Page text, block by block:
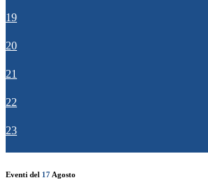
19
20
21
22
23
Eventi del 17 Agosto